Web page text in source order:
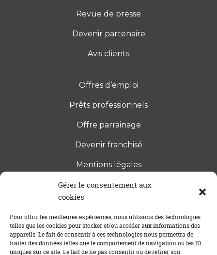
Gérer le consentement aux
cookies
Pour offrir les meilleures expériences, nous utilisons des technologies
telles que les cookies pour stocker et/ou accéder aux informations des
appareils. Le fait de consentir à ces technologies nous permettra de
traiter des données telles que le comportement de navigation ou les ID
uniques sur ce site. Le fait de ne pas consentir ou de retirer son
Revue de presse
Devenir partenaire
Avis clients
Offres d’emploi
Prêts professionnels
Offre parrainage
Devenir franchisé
Mentions légales
S’INSCRIRE À LA NEWSLETTER
Abonnez-vous à notre newsletter pour être tenu au
courant des dernières actualités concernant le
crédit immobilier !